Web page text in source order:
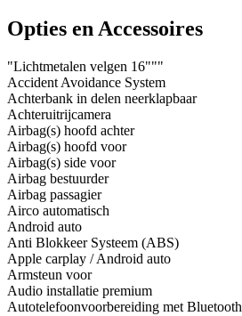
Opties en Accessoires
"Lichtmetalen velgen 16"""
Accident Avoidance System
Achterbank in delen neerklapbaar
Achteruitrijcamera
Airbag(s) hoofd achter
Airbag(s) hoofd voor
Airbag(s) side voor
Airbag bestuurder
Airbag passagier
Airco automatisch
Android auto
Anti Blokkeer Systeem (ABS)
Apple carplay / Android auto
Armsteun voor
Audio installatie premium
Autotelefoonvoorbereiding met Bluetooth